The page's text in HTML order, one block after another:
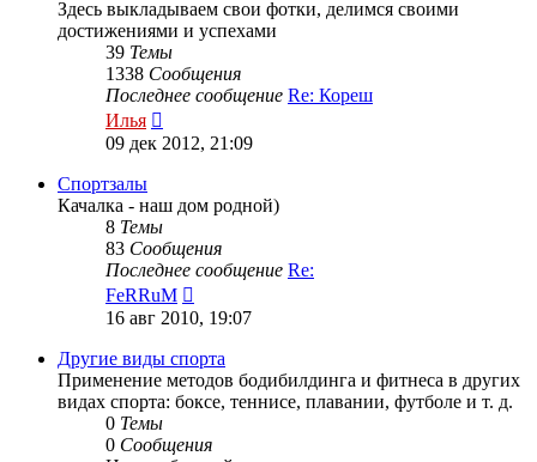
Здесь выкладываем свои фотки, делимся своими
достижениями и успехами
39 Темы
1338 Сообщения
Последнее сообщение Re: Кореш
Илья
к
09 дек 2012, 21:09
Спортзалы
Качалка - наш дом родной)
8 Темы
83 Сообщения
Последнее сообщение Re:
FeRRuM
к
сообщению
16 авг 2010, 19:07
Другие виды спорта
Применение методов бодибилдинга и фитнеса в других
видах спорта: боксе, теннисе, плавании, футболе и т. д.
0 Темы
0 Сообщения